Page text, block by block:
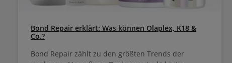
Bond Repair erklärt: Was können Olaplex, K18 &
Co.?
Bond Repair zählt zu den größten Trends der